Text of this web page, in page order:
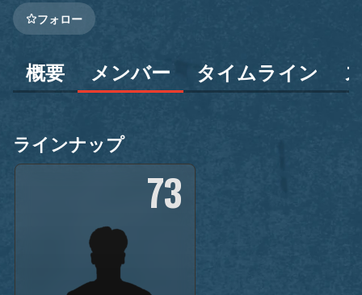
フォロー
概要 メンバー タイムライン
ラインナップ
73